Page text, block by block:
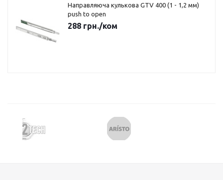
Направляюча кулькова GTV 400 (1 - 1,2 мм)
push to open
288 грн./ком